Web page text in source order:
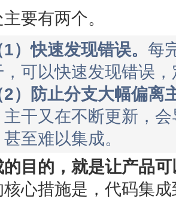
要有两个。
1）快速发现错误。 每
，可以快速发现错误
2）防止分支大幅偏离
主干又在不断更新，
至难以集成。
目的，就是让产品
核心措施是，代码集